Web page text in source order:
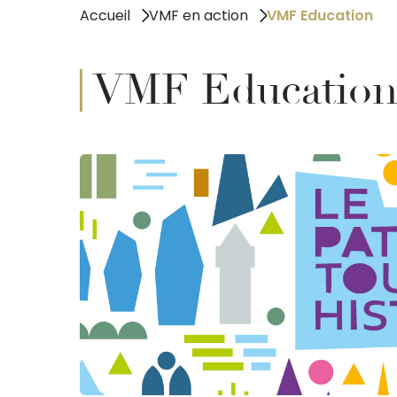
Accueil VMF en action VMF Education
VMF Education